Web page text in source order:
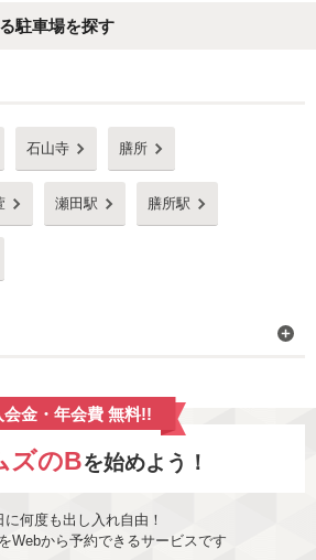
駐車場を探す
石山寺 膳所
瀬田駅 膳所駅
会金・年会費 無料!!
ズのBを始めよう！
に何度も出し入れ自由！
Webから予約できるサービスです